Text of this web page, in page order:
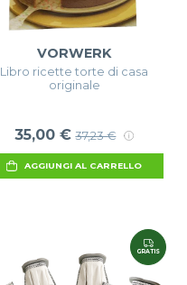
VORWERK
Libro ricette torte di casa
originale
35,00 € 37,23 €
AGGIUNGI AL CARRELLO
GRATIS